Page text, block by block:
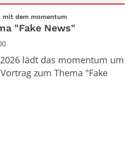
mit dem momentum:
"Fake News"
lädt das momentum um
zum Thema "Fake